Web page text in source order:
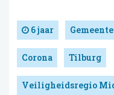
6 jaar Gemeente
Corona Tilburg
Veiligheidsregio